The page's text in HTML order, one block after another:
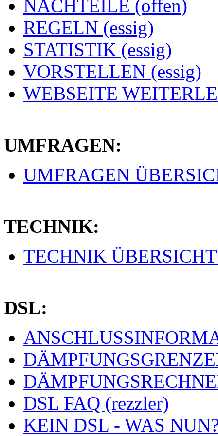
NACHTEILE (offen)
REGELN (essig)
STATISTIK (essig)
VORSTELLEN (essig)
WEBSEITE
UMFRAGEN:
UMFRAGEN
TECHNIK:
TECHNIK ÜBERSICHT
DSL:
DSL FAQ (rezzler)
KEIN DSL - WAS